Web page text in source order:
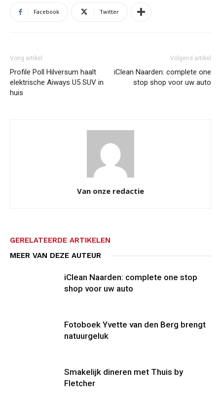
Facebook Twitter
Vorig artikel
Profile Poll Hilversum haalt
elektrische Aiways U5 SUV in
huis
Volgend artikel
iClean Naarden: complete one
stop shop voor uw auto
Van onze redactie
GERELATEERDE ARTIKELEN
MEER VAN DEZE AUTEUR
iClean Naarden: complete one stop
shop voor uw auto
Fotoboek Yvette van den Berg brengt
natuurgeluk
Smakelijk dineren met Thuis by
Fletcher